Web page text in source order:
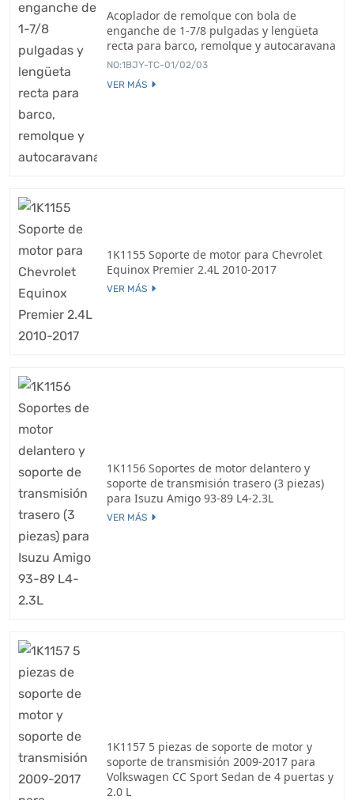
Acoplador de remolque con bola de
enganche de 1-7/8 pulgadas y lengüeta
recta para barco, remolque y autocaravana
NO:1BJY-TC-01/02/03
VER MÁS
1K1155 Soporte de motor para Chevrolet
Equinox Premier 2.4L 2010-2017
VER MÁS
1K1156 Soportes de motor delantero y
soporte de transmisión trasero (3 piezas)
para Isuzu Amigo 93-89 L4-2.3L
VER MÁS
1K1157 5 piezas de soporte de motor y
soporte de transmisión 2009-2017 para
Volkswagen CC Sport Sedan de 4 puertas y
2.0 L